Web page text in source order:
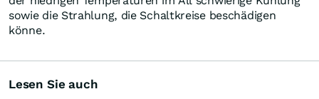
sowie die Strahlung, die Schaltkreise beschädigen
könne.
Lesen Sie auch